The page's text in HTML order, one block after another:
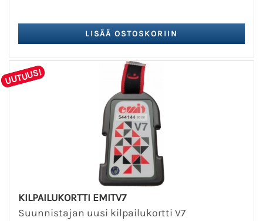
UUTUUS!
KILPAILUKORTTI EMITV7
Suunnistajan uusi kilpailukortti V7